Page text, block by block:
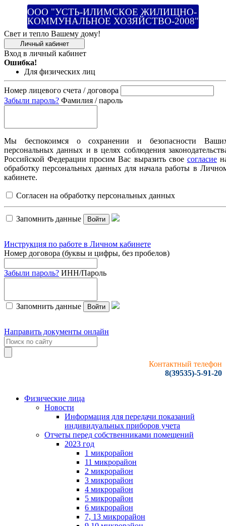
ООО "УСТЬ-ИЛИМСКОЕ ЖИЛИЩНО-
КОММУНАЛЬНОЕ ХОЗЯЙСТВО-2008"
Свет и тепло Вашему дому!
Личный кабинет
Вход в личный кабинет
Ошибка!
Для физических лиц
Номер лицевого счета / договора
Забыли пароль? Фамилия / пароль
Мы беспокоимся о сохранении и безопасности
персональных данных и в целях соблюдения
Российской Федерации просим Вас выразить свое согласие
обработку персональных данных для начала работы в
кабинете.
Согласен на обработку персональных данных
Запомнить данные Войти
Инструкция по работе в Личном кабинете
Номер договора (буквы и цифры, без пробелов)
Забыли пароль? ИНН/Пароль
Запомнить данные Войти
Направить документы онлайн
Контактный телефон
8(39535)-5-91-20
Физические лица
Новости
Информация для передачи показаний
индивидуальных приборов учета
Отчеты перед собственниками помещений
2023 год
1 микрорайон
11 микрорайон
2 микрорайон
3 микрорайон
4 микрорайон
5 микрорайон
6 микрорайон
7, 13 микрорайон